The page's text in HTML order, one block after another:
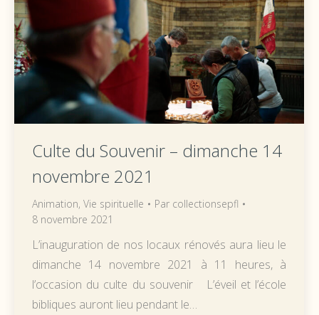
Culte du Souvenir – dimanche 14
novembre 2021
Animation, Vie spirituelle Par collectionsepfl
8 novembre 2021
L’inauguration de nos locaux rénovés aura lieu le
dimanche 14 novembre 2021 à 11 heures, à
l’occasion du culte du souvenir L’éveil et l’école
bibliques auront lieu pendant le…